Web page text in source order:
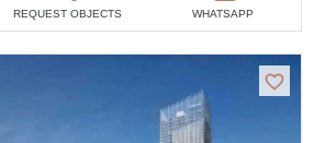
REQUEST OBJECTS WHATSAPP